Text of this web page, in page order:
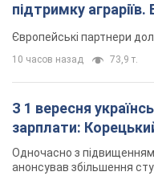
підтримку аграріїв.
Європейські партнери
10 часов назад 73,9 т.
З 1 вересня
зарплати:
Одночасно з
анонсував збільшення